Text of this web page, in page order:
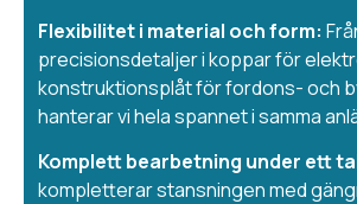
Flexibilitet i material och form:
precisionsdetaljer i koppar för
konstruktionsplåt för fordons- och
hanterar vi hela spannet i samma
Komplett bearbetning under ett
kompletterar stansningen med